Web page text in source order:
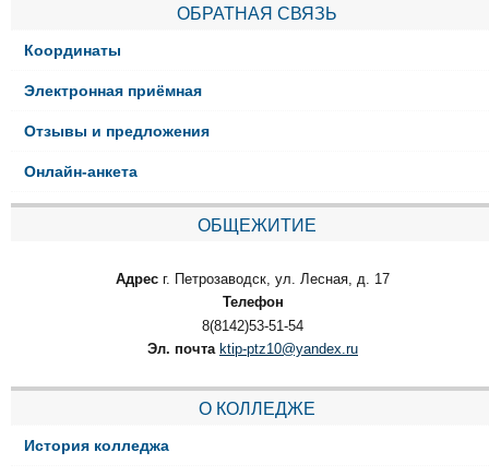
ОБРАТНАЯ СВЯЗЬ
Координаты
Электронная приёмная
Отзывы и предложения
Онлайн-анкета
ОБЩЕЖИТИЕ
Адрес г. Петрозаводск, ул. Лесная, д. 17
Телефон
8(8142)53-51-54
Эл. почта ktip-ptz10@yandex.ru
О КОЛЛЕДЖЕ
История колледжа